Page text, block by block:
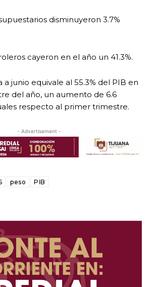
disminuyeron 3.7%
cayeron en el año un 41.3%.
junio equivale al 55.3% del PIB en
del año, un aumento de 6.6
respecto al primer trimestre.
- Advertisement -
peso PIB